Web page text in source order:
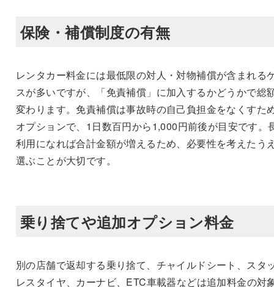
保険・補償制度の有無
レンタカー料金には最低限の対人・対物補償が含まれる
スが多いですが、「免責補償」に加入するかどうかで総
変わります。免責補償は事故時の自己負担金をなくすた
オプションで、1日数百円から1,000円前後が目安です。
利用になれば合計金額が増えるため、必要性を考えたう
選ぶことが大切です。
乗り捨てや追加オプション料金
別の店舗で返却する乗り捨て、チャイルドシート、スタ
レスタイヤ、カーナビ、ETC車載器などは追加料金の対